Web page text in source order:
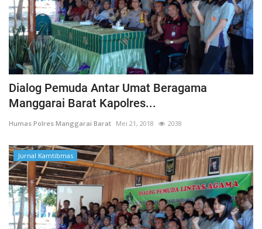
Dialog Pemuda Antar Umat Beragama
Manggarai Barat Kapolres...
Humas Polres Manggarai Barat Mei 21, 2018 2038
Jurnal Kamtibmas